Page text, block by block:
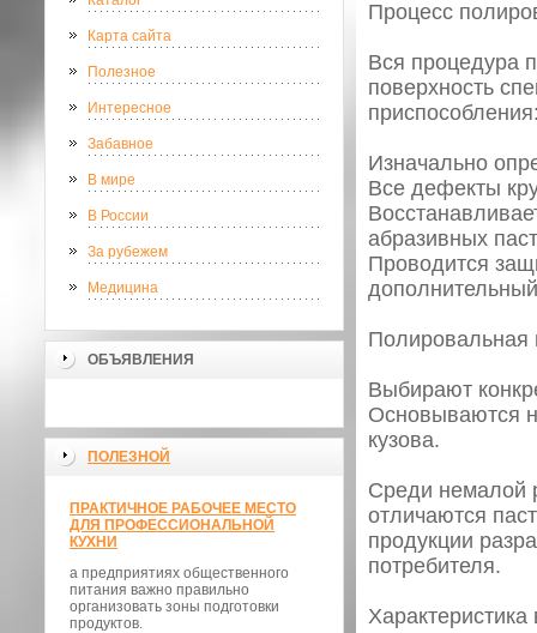
Карта сайта
Полезное
Интересное
Забавное
В мире
В России
За рубежем
Медицина
ОБЪЯВЛЕНИЯ
ПОЛЕЗНОЙ
ПРАКТИЧНОЕ РАБОЧЕЕ МЕСТО
ДЛЯ ПРОФЕССИОНАЛЬНОЙ
КУХНИ
а предприятиях общественного
питания важно правильно
организовать зоны подготовки
продуктов.
Процесс
Вся процедура
поверхность
Изначально
Все дефекты
абразивных
Проводится
Полировальная
Выбирают
Основываются
кузова.
Среди немалой
отличаются
продукции
потребителя.